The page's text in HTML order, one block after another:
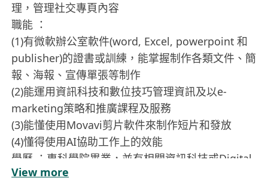
理，管理社交專頁內容
職能 ：
(1)有微軟辦公室軟件(word, Excel, powerpoint 和
publisher)的證書或訓練，能掌握制作各類文件、簡
報、海報、宣傳單張等制作
(2)能運用資訊科技和數位技巧管理資訊及以e-
marketing策略和推廣課程及服務
(3)能懂使用Movavi剪片軟件來制作短片和發放
(4)懂得使用AI協助工作上的效能
學歷 ：專科學院畢業，並有相關資訊科技或Digital
and Muti Media Marketing and Production 高級
View more